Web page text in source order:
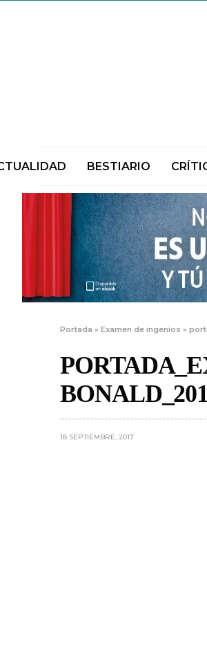
BESTIARIO
Portada »Examen de ingenios »
18 SEPTIEMBRE, 2017